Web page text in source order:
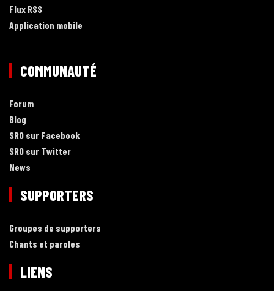
Flux RSS
Application mobile
COMMUNAUTÉ
Forum
Blog
SRO sur Facebook
SRO sur Twitter
News
SUPPORTERS
Groupes de supporters
Chants et paroles
LIENS